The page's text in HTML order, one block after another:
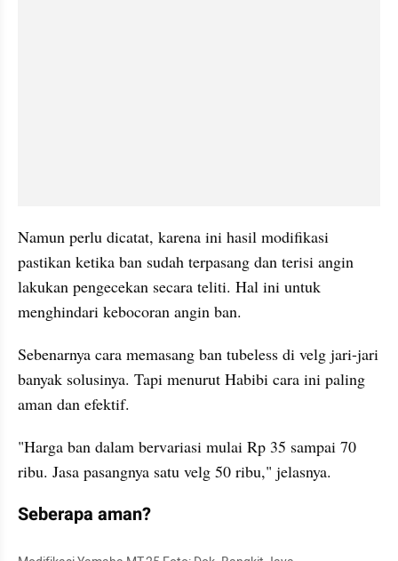
Namun perlu dicatat, karena ini hasil modifikasi
pastikan ketika ban sudah terpasang dan terisi angin
lakukan pengecekan secara teliti. Hal ini untuk
menghindari kebocoran angin ban.
Sebenarnya cara memasang ban tubeless di velg jari-jari
banyak solusinya. Tapi menurut Habibi cara ini paling
aman dan efektif.
"Harga ban dalam bervariasi mulai Rp 35 sampai 70
ribu. Jasa pasangnya satu velg 50 ribu," jelasnya.
Seberapa aman?